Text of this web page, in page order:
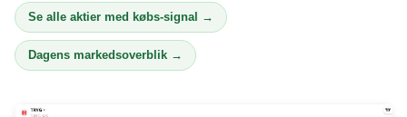
Se alle aktier med købs-signal →
Dagens markedsoverblik →